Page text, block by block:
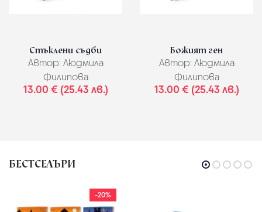
Стъклени съдби
Автор: Людмила
Филипова
13.00 € (25.43 лв.)
Божият ген
Автор: Людмила
Филипова
13.00 € (25.43 лв.)
БЕСТСЕЛЪРИ
-20%